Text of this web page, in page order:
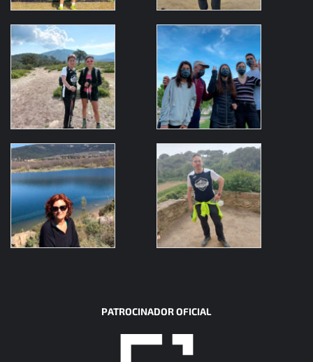
PATROCINADOR OFICIAL